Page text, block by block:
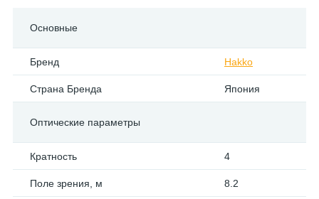
Основные
Бренд Hakko
Страна Бренда Япония
Оптические параметры
Кратность 4
Поле зрения, м 8.2